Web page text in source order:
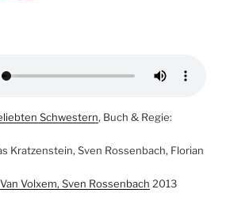
Schwestern, Buch & Regie:
Kratzenstein, Sven Rossenbach, Florian
Volxem, Sven Rossenbach 2013